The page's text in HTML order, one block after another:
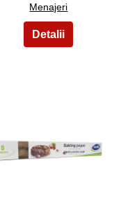
Menajeri
8